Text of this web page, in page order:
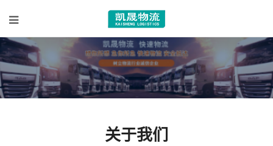
关于我们